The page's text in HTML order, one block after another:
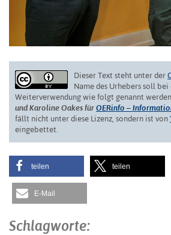
Dieser Text steht unter der
Name des Urhebers soll bei
Weiterverwendung wie folgt genannt
und Karoline Oakes für OERinfo –
fällt nicht unter diese Lizenz, sondern ist von
eingebettet.
teilen teilen
E-Mail
Schlagworte: